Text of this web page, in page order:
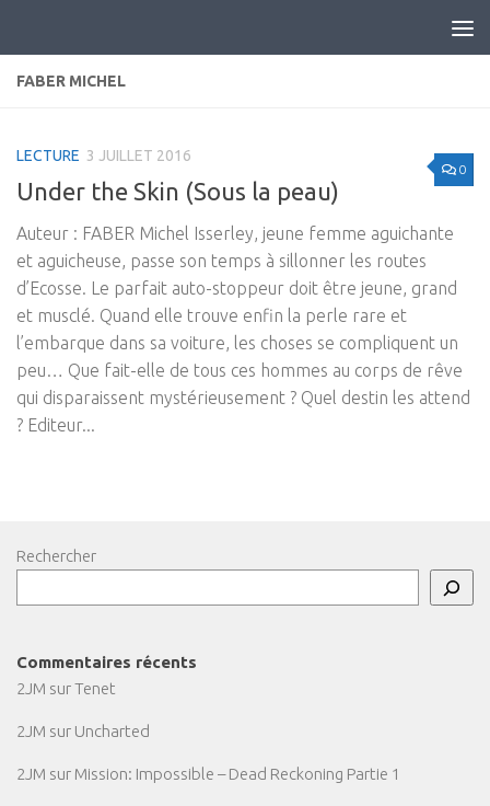
FABER MICHEL
0
LECTURE 3 JUILLET 2016
Under the Skin (Sous la peau)
Auteur : FABER Michel Isserley, jeune femme aguichante
et aguicheuse, passe son temps à sillonner les routes
d’Ecosse. Le parfait auto-stoppeur doit être jeune, grand
et musclé. Quand elle trouve enfin la perle rare et
l’embarque dans sa voiture, les choses se compliquent un
peu… Que fait-elle de tous ces hommes au corps de rêve
qui disparaissent mystérieusement ? Quel destin les attend
? Editeur...
Rechercher
Commentaires récents
2JM surTenet
2JM sur Uncharted
2JM sur Mission: Impossible – Dead Reckoning Partie 1